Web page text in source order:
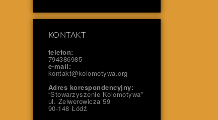
KONTAKT
telefon:
794386985
e-mail:
kontakt@kolomotywa.org
Adres korespondencyjny:
“Stowarzyszenie Kolomotywa”
ul. Zelwerowicza 59
90-148 Łódź